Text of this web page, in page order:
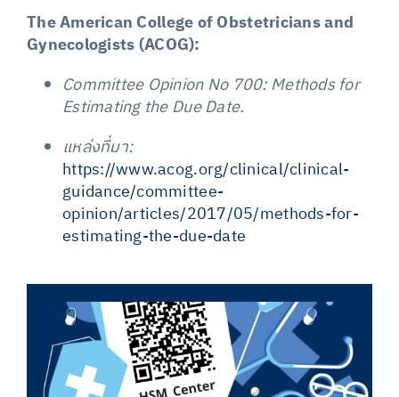
The American College of Obstetricians and
Gynecologists (ACOG):
Committee Opinion No 700: Methods for
Estimating the Due Date.
แหล่งที่มา:
https://www.acog.org/clinical/clinical-
guidance/committee-
opinion/articles/2017/05/methods-for-
estimating-the-due-date